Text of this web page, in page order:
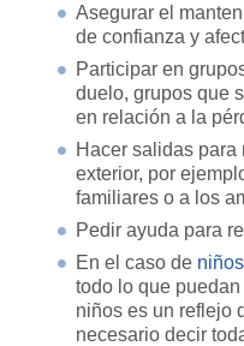
Asegurar el
de confianza y
Participar en
duelo, grupos que
en relación a la
Hacer salidas para
exterior, por
familiares o a los
Pedir ayuda para
En el caso de
todo lo que
niños es un reflejo
necesario decir